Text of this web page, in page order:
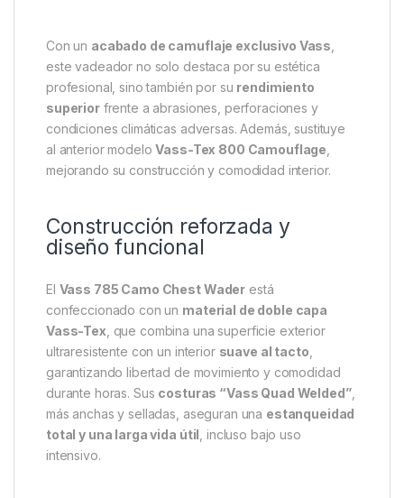
Con un acabado de camuflaje exclusivo Vass
este vadeador no solo destaca por su estética
profesional, sino también por su rendimiento
superiorfrente a abrasiones, perforaciones y
condiciones climáticas adversas. Además, sustituye
al anterior modeloVass-Tex 800 Camouflage
mejorando su construcción y comodidad interior.
Construcción reforzada y
diseño funcional
El Vass 785 Camo Chest Wader está
confeccionado con un material de doble capa
Vass-Tex , que combina una superficie exterior
ultraresistente con un interior suave al tacto
garantizando libertad de movimiento y comodidad
durante horas. Sus costuras “Vass Quad Welded”,
más anchas y selladas, aseguran una estanqueidad
total y una larga vida útil , incluso bajo uso
intensivo.